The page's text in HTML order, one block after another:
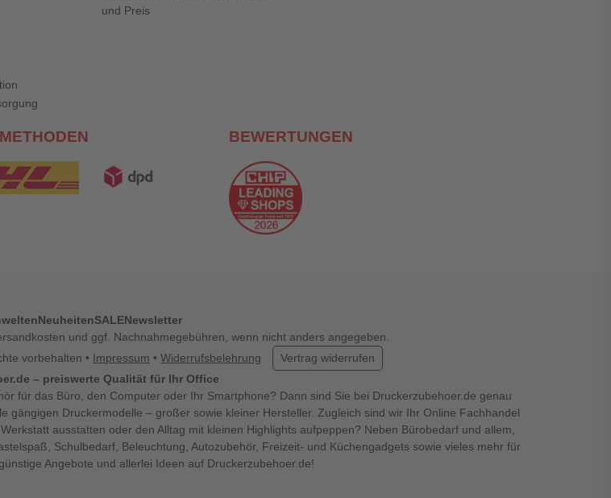
und Preis
BEWERTUNGEN
NeuheitenSALENewsletter
und ggf. Nachnahmegebühren, wenn nicht anders angegeben.
vorbehalten • Impressum • Widerrufsbelehrung
Vertrag widerrufen
– preiswerte Qualität für Ihr Office
für das Büro, den Computer oder Ihr Smartphone? Dann sind Sie bei Druckerzubehoer.de genau
gängigen Druckermodelle – großer sowie kleiner Hersteller. Zugleich sind wir Ihr Online Fachhandel
ausstatten oder den Alltag mit kleinen Highlights aufpeppen? Neben Bürobedarf und allem,
Schulbedarf, Beleuchtung, Autozubehör, Freizeit- und Küchengadgets sowie vieles mehr für
Angebote und allerlei Ideen auf Druckerzubehoer.de!